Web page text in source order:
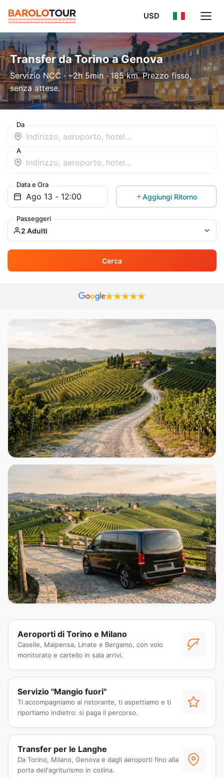
USD
Transfer da Torino a Genova
Servizio NCC · ~2h 5min · 185 km. Prezzo fisso,
senza attese.
Da
A
Data e Ora
Aggiungi Ritorno
Passeggeri
2 Adulti
Cerca
Aeroporti di Torino e Milano
Caselle, Malpensa, Linate e Bergamo, con volo
monitorato e cartello in sala arrivi.
Servizio "Mangio fuori"
Ti accompagniamo al ristorante, ti aspettiamo e ti
riportiamo indietro: si paga il percorso.
Transfer per le Langhe
Da Torino, Milano, Genova e dagli aeroporti fino alla
porta dell'agriturismo in collina.